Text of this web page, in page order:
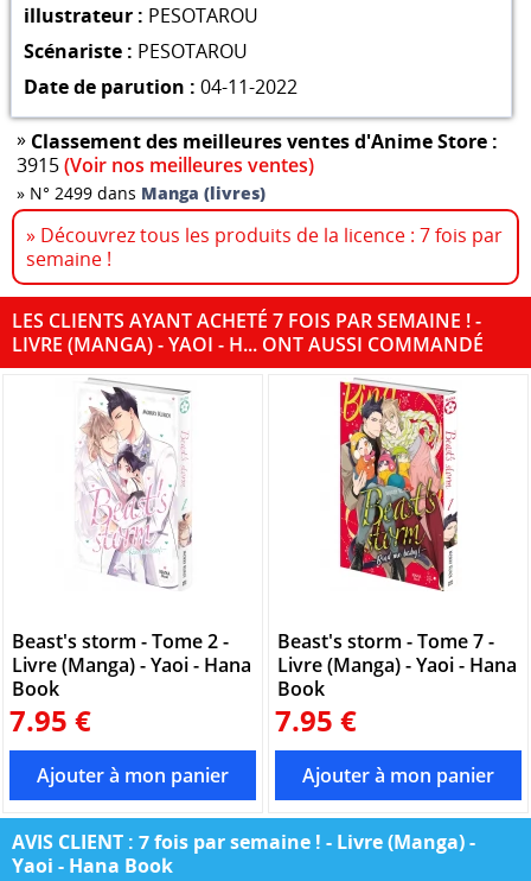
illustrateur : PESOTAROU
Scénariste : PESOTAROU
Date de parution : 04-11-2022
» Classement des meilleures ventes d'Anime Store :
3915(Voir nos meilleures ventes)
» N° 2499 dans Manga (livres)
» Découvrez tous les produits de la licence : 7 fois par
semaine !
LES CLIENTS AYANT ACHETÉ 7 FOIS PAR SEMAINE ! -
LIVRE (MANGA) - YAOI - H... ONT AUSSI COMMANDÉ
Beast's storm - Tome 2 -
Livre (Manga) - Yaoi - Hana
Book
7.95 €
Beast's storm - Tome 7 -
Livre (Manga) - Yaoi - Hana
Book
7.95 €
AVIS CLIENT : 7 fois par semaine ! - Livre (Manga) -
Yaoi - Hana Book